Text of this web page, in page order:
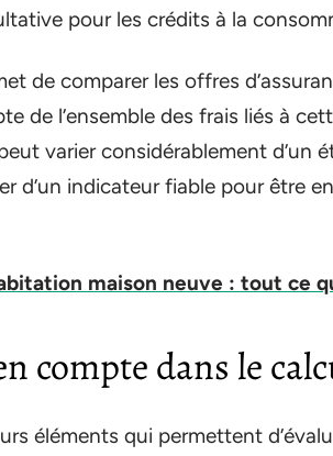
pour les crédits à la
de comparer les offres
de l’ensemble des frais liés à
varier considérablement d’un
d’un indicateur fiable pour être
maison neuve : tout ce
compte dans le
éléments qui permettent